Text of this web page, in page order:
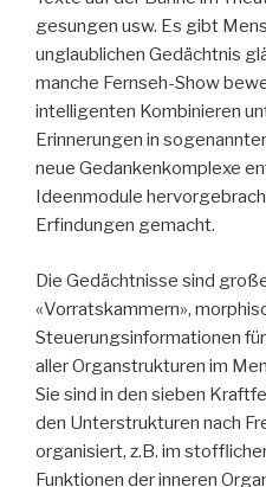
gesungen usw. Es gibt
unglaublichen Gedächtnis
manche Fernseh-Show
intelligenten Kombinieren
Erinnerungen in
neue Gedankenkomplexe
Ideenmodule
Erfindungen gemacht.
Die Gedächtnisse sind
«Vorratskammern»,
Steuerungsinformationen
aller Organstrukturen im
Sie sind in den sieben
den Unterstrukturen nach
organisiert, z.B. im
Funktionen der inneren